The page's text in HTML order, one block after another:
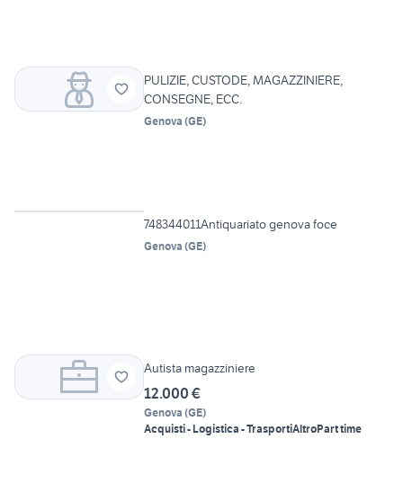
PULIZIE, CUSTODE, MAGAZZINIERE,
CONSEGNE, ECC.
Genova (GE)
748344011Antiquariato genova foce
Genova (GE)
Autista magazziniere
12.000 €
Genova (GE)
Acquisti - Logistica - TrasportiAltroPart time